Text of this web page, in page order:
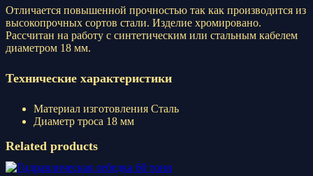
Отличается повышенной прочностью так как производится из
высокопрочных сортов стали. Изделие хромировано.
Рассчитан на работу с синтетическим или стальным кабелем
диаметром 18 мм.
Технические характеристики
Материал изготовления Сталь
Диаметр троса 18 мм
Related products